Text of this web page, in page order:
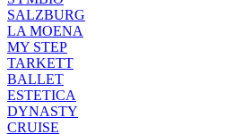
SALZBURG
LA MOENA
MY STEP
TARKETT
BALLET
ESTETICA
DYNASTY
CRUISE